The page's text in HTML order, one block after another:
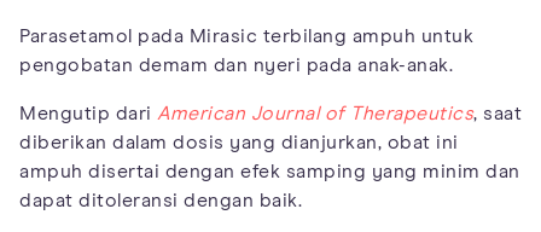
Parasetamol pada Mirasic terbilang ampuh untuk
pengobatan demam dan nyeri pada anak-anak.
Mengutip dari American Journal of Therapeutics, saat
diberikan dalam dosis yang dianjurkan, obat ini
ampuh disertai dengan efek samping yang minim dan
dapat ditoleransi dengan baik.